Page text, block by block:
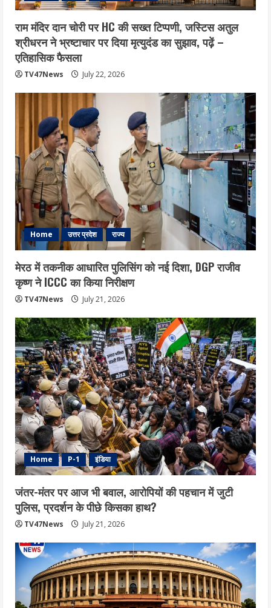
राम मंदिर दान चोरी पर HC की सख्त टिप्पणी, जस्टिस अतुल
श्रीधरन ने भ्रष्टाचार पर द‍िया मृत्युदंड का सुझाव, पढ़ें –
एत‍िहास‍िक फैसला
TV47News July 22, 2026
Home उत्तर प्रदेश राज्य
मेरठ में तकनीक आधारित पुलिसिंग को नई दिशा, DGP राजीव
कृष्ण ने ICCC का किया निरीक्षण
TV47News July 21, 2026
Home P-1 इंडिया
जंतर-मंतर पर आज भी बवाल, आरोपियों की पहचान में जुटी
पुलिस, प्रदर्शन के पीछे किसका हाथ?
TV47News July 21, 2026